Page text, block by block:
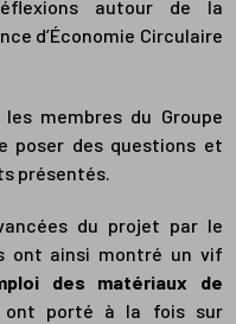
autour de la
d’Économie Circulaire
membres du Groupe
poser des questions et
présentés.
du projet par le
ont ainsi montré un vif
des matériaux de
ont porté à la fois sur